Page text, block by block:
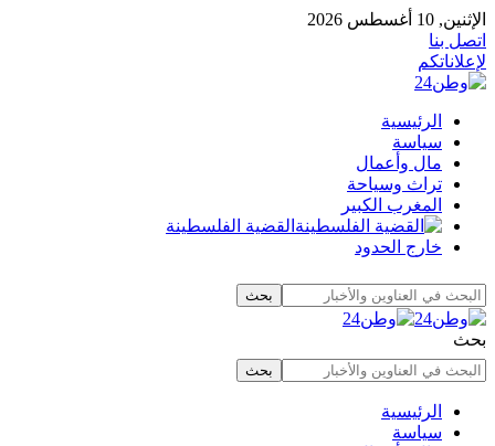
الإثنين, 10 أغسطس 2026
اتصل بنا
لإعلاناتكم
الرئيسية
سياسة
مال وأعمال
تراث وسياحة
المغرب الكبير
القضية الفلسطينة
خارج الحدود
بحث
الرئيسية
سياسة